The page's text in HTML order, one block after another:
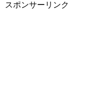
スポンサーリンク